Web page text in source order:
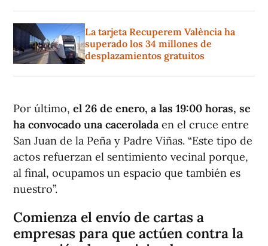
La tarjeta Recuperem València ha
superado los 34 millones de
desplazamientos gratuitos
Por último, el 26 de enero, a las 19:00 horas, se
ha convocado una cacerolada en el cruce entre
San Juan de la Peña y Padre Viñas. “Este tipo de
actos refuerzan el sentimiento vecinal porque,
al final, ocupamos un espacio que también es
nuestro”.
Comienza el envío de cartas a
empresas para que actúen contra la